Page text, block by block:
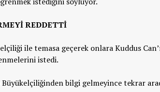
REDDETTİ
ile temasa geçerek onlara Kuddus
istedi.
bilgi gelmeyince tekrar